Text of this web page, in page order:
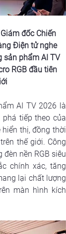
đốc Chiến
Điện tử nghe
sản phẩm AI TV
RGB đầu tiên
AI TV 2026 là
tiếp theo của
thị, đồng thời
thế giới. Công
nền RGB siêu
chính xác, tăng
lại chất lượng
màn hình kích